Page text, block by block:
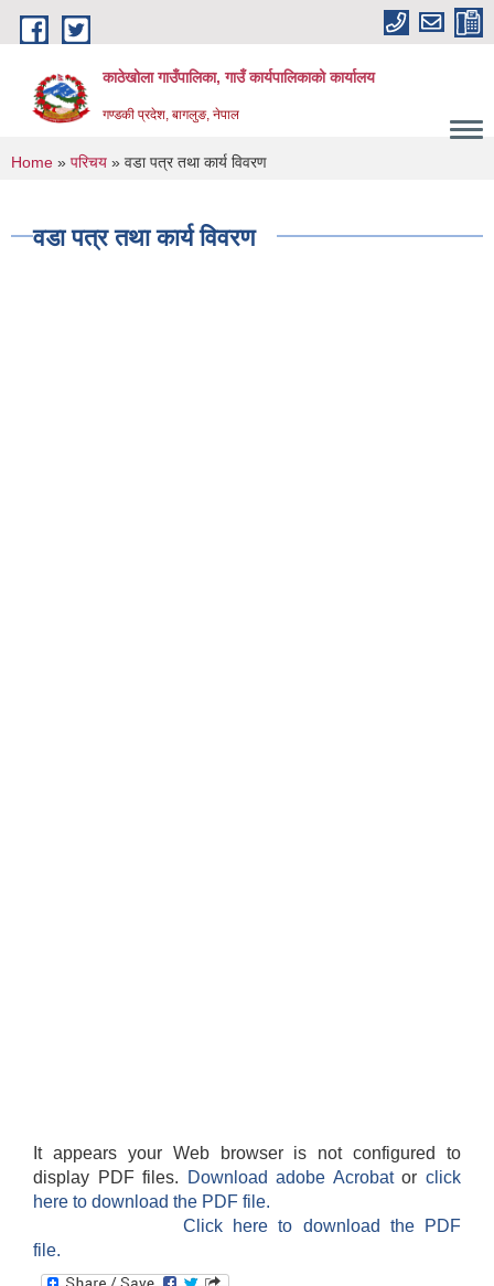
Skip to main content
काठेखोला गाउँपालिका, गाउँ कार्यपालिकाको कार्यालय
गण्डकी प्रदेश, बागलुङ, नेपाल
You are here
Home » परिचय » वडा पत्र तथा कार्य विवरण
वडा पत्र तथा कार्य विवरण
It appears your Web browser is not configured to
display PDF files.
Download adobe Acrobatorclick
here to download the PDF file.
Click here to download the PDF
file.